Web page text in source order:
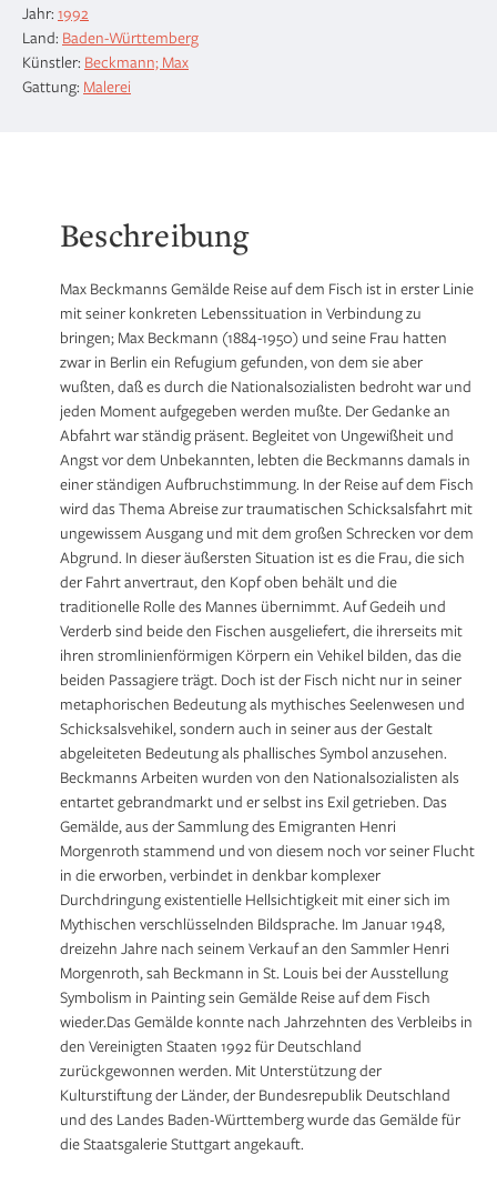
Jahr: 1992
Land: Baden-Württemberg
Künstler: Beckmann; Max
Gattung: Malerei
Beschreibung
Max Beckmanns Gemälde Reise auf dem Fisch ist in erster Linie
mit seiner konkreten Lebenssituation in Verbindung zu
bringen; Max Beckmann (1884-1950) und seine Frau hatten
zwar in Berlin ein Refugium gefunden, von dem sie aber
wußten, daß es durch die Nationalsozialisten bedroht war und
jeden Moment aufgegeben werden mußte. Der Gedanke an
Abfahrt war ständig präsent. Begleitet von Ungewißheit und
Angst vor dem Unbekannten, lebten die Beckmanns damals in
einer ständigen Aufbruchstimmung. In der Reise auf dem Fisch
wird das Thema Abreise zur traumatischen Schicksalsfahrt mit
ungewissem Ausgang und mit dem großen Schrecken vor dem
Abgrund. In dieser äußersten Situation ist es die Frau, die sich
der Fahrt anvertraut, den Kopf oben behält und die
traditionelle Rolle des Mannes übernimmt. Auf Gedeih und
Verderb sind beide den Fischen ausgeliefert, die ihrerseits mit
ihren stromlinienförmigen Körpern ein Vehikel bilden, das die
beiden Passagiere trägt. Doch ist der Fisch nicht nur in seiner
metaphorischen Bedeutung als mythisches Seelenwesen und
Schicksalsvehikel, sondern auch in seiner aus der Gestalt
abgeleiteten Bedeutung als phallisches Symbol anzusehen.
Beckmanns Arbeiten wurden von den Nationalsozialisten als
entartet gebrandmarkt und er selbst ins Exil getrieben. Das
Gemälde, aus der Sammlung des Emigranten Henri
Morgenroth stammend und von diesem noch vor seiner Flucht
in die erworben, verbindet in denkbar komplexer
Durchdringung existentielle Hellsichtigkeit mit einer sich im
Mythischen verschlüsselnden Bildsprache. Im Januar 1948,
dreizehn Jahre nach seinem Verkauf an den Sammler Henri
Morgenroth, sah Beckmann in St. Louis bei der Ausstellung
Symbolism in Painting sein Gemälde Reise auf dem Fisch
wieder.Das Gemälde konnte nach Jahrzehnten des Verbleibs in
den Vereinigten Staaten 1992 für Deutschland
zurückgewonnen werden. Mit Unterstützung der
Kulturstiftung der Länder, der Bundesrepublik Deutschland
und des Landes Baden-Württemberg wurde das Gemälde für
die Staatsgalerie Stuttgart angekauft.